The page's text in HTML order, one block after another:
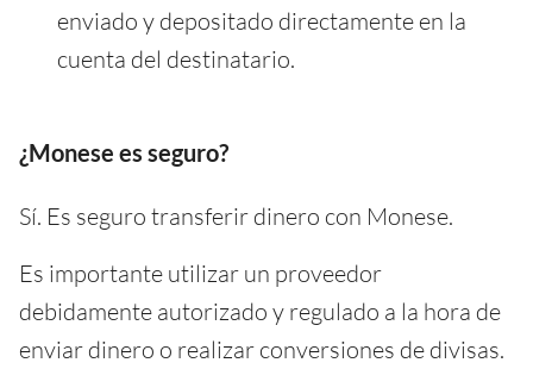
enviado y depositado directamente en la
cuenta del destinatario.
¿Monese es seguro?
Sí. Es seguro transferir dinero con Monese.
Es importante utilizar un proveedor
debidamente autorizado y regulado a la hora de
enviar dinero o realizar conversiones de divisas.